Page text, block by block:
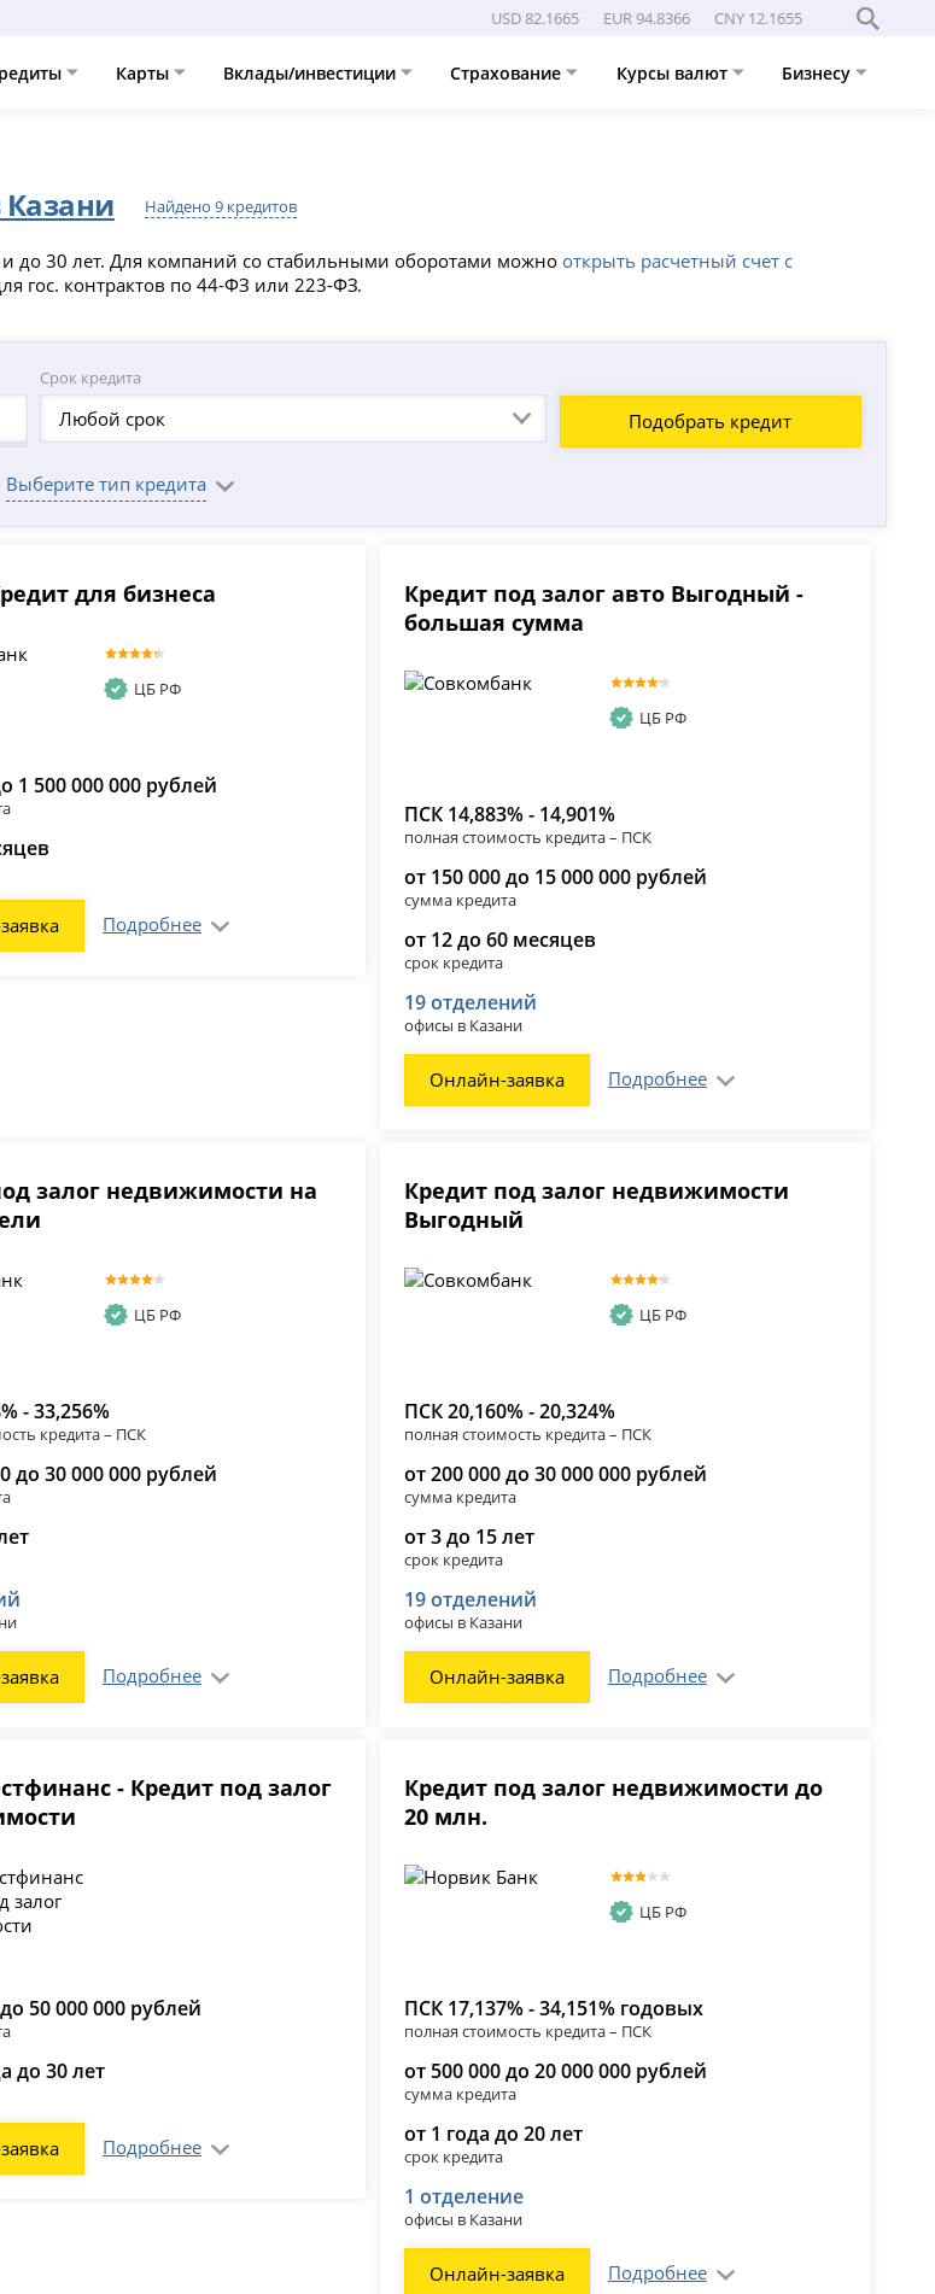
USD 82.1665 EUR 94.8366 CNY 12.1655
Карты Вклады/инвестиции Страхование Курсы валют Бизнесу
Казани Найдено 9 кредитов
до 30 лет. Для компаний со стабильными оборотами можно открыть расчетный счет с
гос. контрактов по 44-ФЗ или 223-ФЗ.
Срок кредита
Любой срок Подобрать кредит
Выберите тип кредита
для бизнеса
ЦБ РФ
1 500 000 000 рублей
Подробнее
Кредит под залог авто Выгодный -
большая сумма
ЦБ РФ
ПСК 14,883% - 14,901%
полная стоимость кредита – ПСК
от 150 000 до 15 000 000 рублей
сумма кредита
от 12 до 60 месяцев
срок кредита
19 отделений
офисы в Казани
Онлайн-заявка Подробнее
залог недвижимости на
ЦБ РФ
- 33,256%
кредита – ПСК
до 30 000 000 рублей
Подробнее
Кредит под залог недвижимости
Выгодный
ЦБ РФ
ПСК 20,160% - 20,324%
полная стоимость кредита – ПСК
от 200 000 до 30 000 000 рублей
сумма кредита
от 3 до 15 лет
срок кредита
19 отделений
офисы в Казани
Онлайн-заявка Подробнее
- Кредит под залог
50 000 000 рублей
до 30 лет
Подробнее
Кредит под залог недвижимости до
20 млн.
ЦБ РФ
ПСК 17,137% - 34,151% годовых
полная стоимость кредита – ПСК
от 500 000 до 20 000 000 рублей
сумма кредита
от 1 года до 20 лет
срок кредита
1 отделение
офисы в Казани
Онлайн-заявка Подробнее